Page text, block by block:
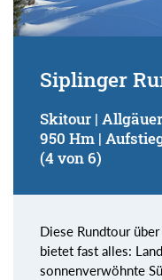
Siplinger
Skitour |
950 Hm |
(4 von 6)
Diese Rundtour
bietet fast alles:
sonnenverwöhnte